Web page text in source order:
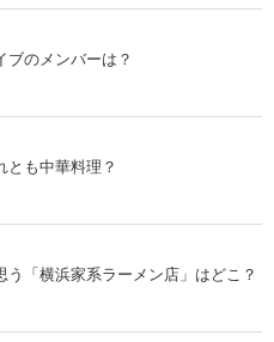
ブのメンバーは？
とも中華料理？
う「横浜家系ラーメン店」はどこ？